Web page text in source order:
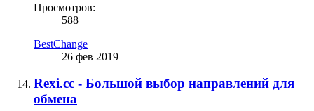
Просмотров:
588
BestChange
26 фев 2019
Rexi.cc - Большой выбор направлений для
обмена